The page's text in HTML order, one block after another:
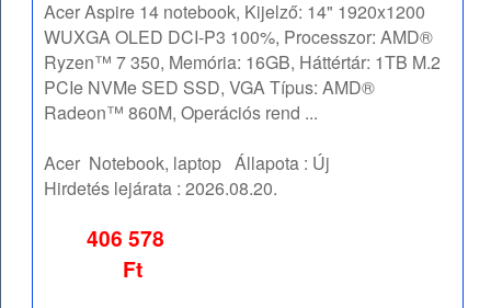
Acer Aspire 14 notebook, Kijelző: 14" 1920x1200
WUXGA OLED DCI-P3 100%, Processzor: AMD®
Ryzen™ 7 350, Memória: 16GB, Háttértár: 1TB M.2
PCIe NVMe SED SSD, VGA Típus: AMD®
Radeon™ 860M, Operációs rend ...
Acer Notebook, laptop Állapota : Új
Hirdetés lejárata :2026.08.20.
406 578
Ft